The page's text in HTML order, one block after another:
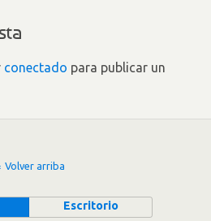
conectado para publicar un
Volver arriba
Escritorio